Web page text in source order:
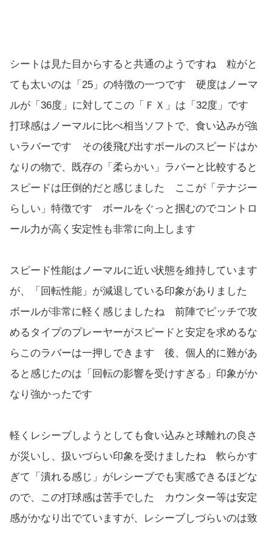
シートは見た目からすると共通のようですね 粒がと
ても太いのは「25」の特徴の一つです 硬度はノーマ
ルが「36度」に対してこの「ＦＸ」は「32度」です
打球感はノーマルに比べ相当ソフトで、食い込みが強
いラバーです その後飛び出すボールのスピードはか
なりの物で、既存の「柔らかい」ラバーと比較すると
スピードは圧倒的だと感じました ここが「テナジー
らしい」特徴です ボールをぐっと掴むのでコントロ
ール力が高く安定性も非常に向上します
スピード性能はノーマルに近い状態を維持しています
が、「回転性能」が減退している印象がありました
ボールが非常に軽く感じましたね 前陣でピッチで攻
めるタイプのプレーヤーがスピードと安定を求めるな
らこのラバーは一押しできます 後、個人的に難があ
ると感じたのは「回転の影響を受けすぎる」印象がか
なり強かったです
軽くレシーブしようとしても食い込みと球離れの良さ
が災いし、扱いづらい印象を受けましたね 軟らかす
ぎて「潰れる感じ」がレシーブでも実感できるほどな
ので、この打球感は苦手でした カウンター等は安定
感がかなり出でていますが、レシーブしづらいのは致